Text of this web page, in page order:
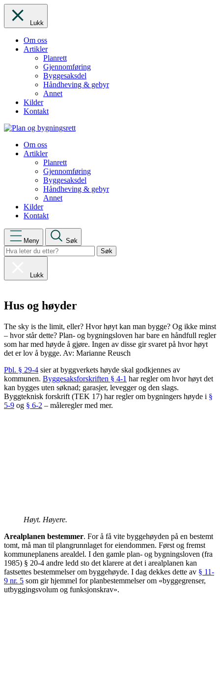
Lukk
Om oss
Artikler
Planrett
Gjennomføring
Byggesaksdel
Håndheving & gebyr
Annet
Kilder
Kontakt
Om oss
Artikler
Planrett
Gjennomføring
Byggesaksdel
Håndheving & gebyr
Annet
Kilder
Kontakt
Meny Søk
Lukk
Hus og høyder
The sky is the limit, eller? Hvor høyt kan man bygge? Og ikke minst
– hvor står dette? Plan- og bygningsloven har bare en håndfull regler
som har med høyde å gjøre. Ingen av disse gir svaret på hvor høyt
det er lov å bygge. Av: Marianne Reusch
Pbl. § 29-4 sier at byggverkets høyde skal godkjennes av
kommunen. Byggesaksforskriften § 4-1 har regler om hvor høyt det
kan bygges uten søknad; garasjer, levegger og den slags.
Byggteknisk forskrift (TEK 17) har regler om bygningers høyde i §
5-9 og § 6-2 – måleregler med mer.
Høyt. Høyere.
Arealplanen bestemmer. For å få vite byggehøyden på en bestemt
tomt, må man til plangrunnlaget for eiendommen. Først og fremst
kommuneplanens arealdel. I den gamle plan- og bygningsloven (fra
1985) § 20-4 andre ledd sto det klarere at det i arealplanen kan
fastsettes bestemmelser om byggehøyde. I dag dekkes dette av § 11-
9 nr. 5 som gir hjemmel for planbestemmelser om «byggegrenser,
utbyggingsvolum og funksjonskrav».